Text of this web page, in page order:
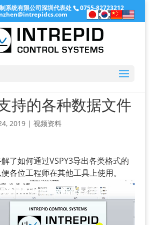
系统有限公司深圳代表处 0755-82723212
持的各种数据文件
2019| 视频资料
了如何通过VSPY3导出各类格式的
各位工程师在其他工具上使用。